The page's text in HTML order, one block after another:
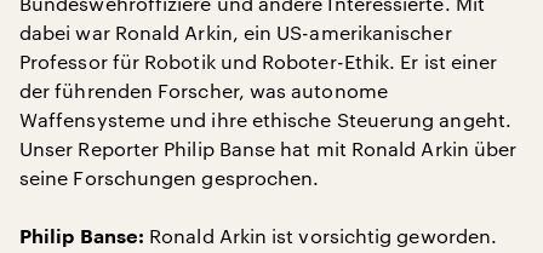
dabei war Ronald Arkin, ein US-amerikanischer
Professor für Robotik und Roboter-Ethik. Er ist einer
der führenden Forscher, was autonome
Waffensysteme und ihre ethische Steuerung angeht.
Unser Reporter Philip Banse hat mit Ronald Arkin über
seine Forschungen gesprochen.
Philip Banse: Ronald Arkin ist vorsichtig geworden.